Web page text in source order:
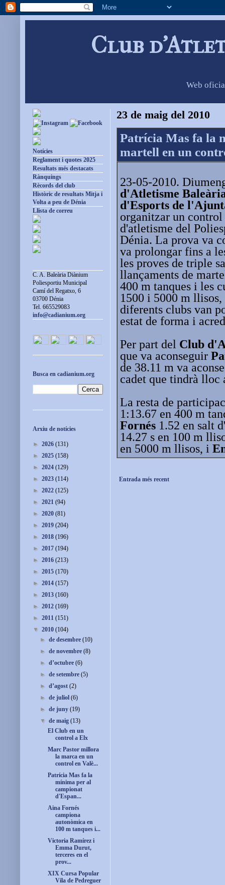
Club
Web
23 de maig del 2010
Patrícia Mas fa la
martell en un
23-05-2010.
d'Atletisme
d'Esports de
organitzar un
d'atletisme del
Dénia. La prova va
va prolongar fins a
les proves de triple
llançaments de
400 m tanques i les
1500 i 5000 m llisos,
diferents clubs van
estat de forma i
Per part del Club
que va aconseguir
de 38.11 m va
cadet que tindrà lloc
La resta de
1:13.67 en 400 m
Fornés 1.52 en salt
14.27 s en 100 m
en 5000 m llisos, i
Entrada més recent
Notícies
Reglament i quotes 2025
Resultats més destacats
Rànquings
Rècords del club
Històric de resultats Mitja i
Volta a peu de Dénia
Llista de correu
C. A. Baleària Diànium
Poliesportiu Municipal
Camí del Regatxo, 6
03700 Dénia
Tel. 665529083
info@cadianium.org
Busca en cadianium.org
Arxiu de notícies
► 2026 (131)
► 2025 (158)
► 2024 (129)
► 2023 (114)
► 2022 (125)
► 2021 (94)
► 2020 (81)
► 2019 (204)
► 2018 (196)
► 2017 (194)
► 2016 (213)
► 2015 (170)
► 2014 (157)
► 2013 (160)
► 2012 (169)
► 2011 (151)
▼ 2010 (104)
►de desembre(10)
►de novembre(8)
►d’octubre(6)
►de setembre(5)
►d’agost(2)
►de juliol(6)
►de juny(19)
▼de maig(13)
El Club en un
control a Elx
Marc Pastor millora
la marca en un
control en Valè...
Patrícia Mas fa la
mínima per al
campionat
d'Espan...
Aina Fornés
campiona
autonòmica en
100 m tanques i...
Victoria Ramírez i
Emma Durut,
terceres en el
prov...
XIX Cursa Popular
Vila de Pedreguer